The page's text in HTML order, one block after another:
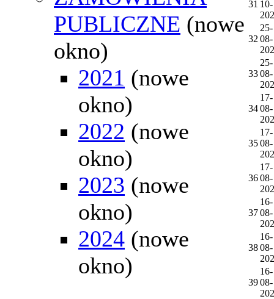
PUBLICZNE (nowe
okno)
2021 (nowe
okno)
2022 (nowe
okno)
2023 (nowe
okno)
2024 (nowe
okno)
31 10-
32
25-
08-
33
25-
08-
34
17-
08-
35
17-
08-
36
17-
08-
37
16-
08-
38
16-
08-
39
16-
08-